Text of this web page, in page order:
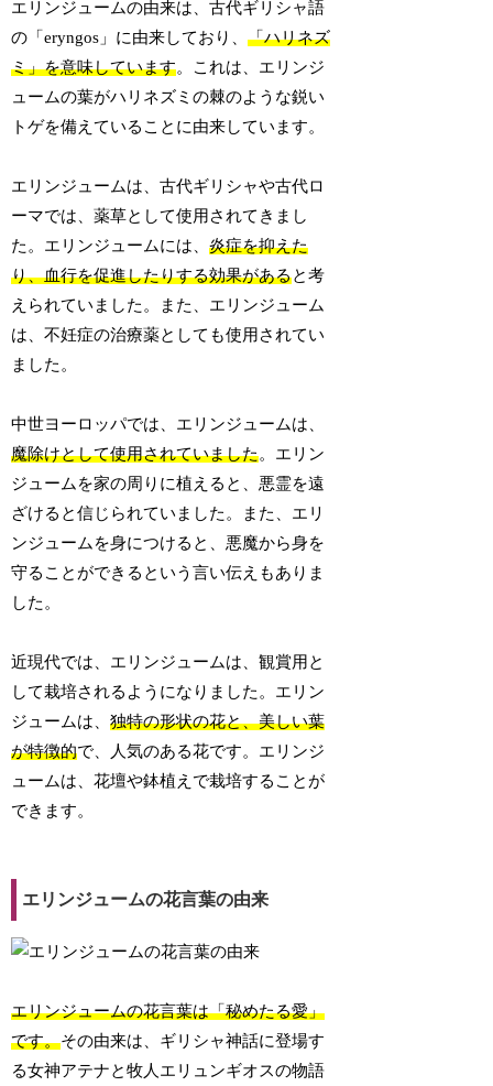
エリンジュームの由来は、古代ギリシャ語
の「eryngos」に由来しており、「ハリネズ
ミ」を意味しています。これは、エリンジ
ュームの葉がハリネズミの棘のような鋭い
トゲを備えていることに由来しています。
エリンジュームは、古代ギリシャや古代ロ
ーマでは、薬草として使用されてきまし
た。エリンジュームには、炎症を抑えた
り、血行を促進したりする効果があると考
えられていました。また、エリンジューム
は、不妊症の治療薬としても使用されてい
ました。
中世ヨーロッパでは、エリンジュームは、
魔除けとして使用されていました。エリン
ジュームを家の周りに植えると、悪霊を遠
ざけると信じられていました。また、エリ
ンジュームを身につけると、悪魔から身を
守ることができるという言い伝えもありま
した。
近現代では、エリンジュームは、観賞用と
して栽培されるようになりました。エリン
ジュームは、独特の形状の花と、美しい葉
が特徴的で、人気のある花です。エリンジ
ュームは、花壇や鉢植えで栽培することが
できます。
エリンジュームの花言葉の由来
エリンジュームの花言葉は「秘めたる愛」
です。その由来は、ギリシャ神話に登場す
る女神アテナと牧人エリュンギオスの物語